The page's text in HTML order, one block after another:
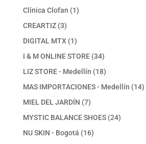
Clínica Clofan 11
CREARTIZ 33
productos
DIGITAL MTX 11
producto
I & M ONLINE STORE 3434
productos
LIZ STORE - Medellín 1818
productos
MAS IMPORTACIONES - Medellín 1414
MIEL DEL JARDÍN 77
productos
MYSTIC BALANCE SHOES 2424
NU SKIN - Bogotá 1616